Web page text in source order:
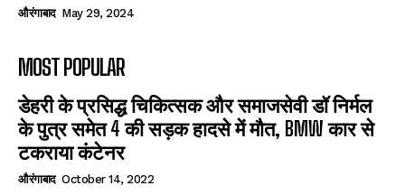
औरंगाबाद May 29, 2024
MOST POPULAR
डेहरी के प्रसिद्ध चिकित्सक और समाजसेवी डॉ निर्मल
के पुत्र समेत 4 की सड़क हादसे में मौत, BMW कार से
टकराया कंटेनर
औरंगाबाद October 14, 2022